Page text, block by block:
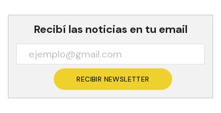
Recibí las noticias en tu email
RECIBIR NEWSLETTER